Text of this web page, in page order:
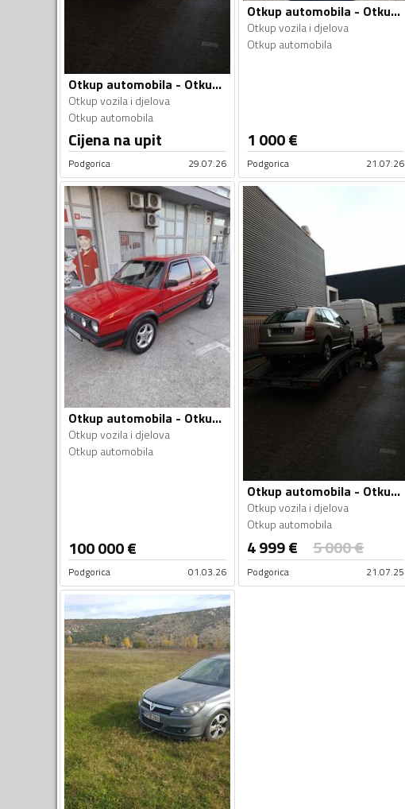
Otkup automobila - Otkup vozila i djelova
Otkup vozila i djelova
Otkup automobila
Cijena na upit
Podgorica 29.07.26
Otkup automobila - Otkup vozila i djelova
Otkup vozila i djelova
Otkup automobila
1 000€
Podgorica 21.07.26
Otkup automobila - Otkup vozila i djelova
Otkup vozila i djelova
Otkup automobila
100 000€
Podgorica 01.03.26
Otkup automobila - Otkup vozila i djelova
Otkup vozila i djelova
Otkup automobila
4 999€ 5 000€
Podgorica 21.07.25